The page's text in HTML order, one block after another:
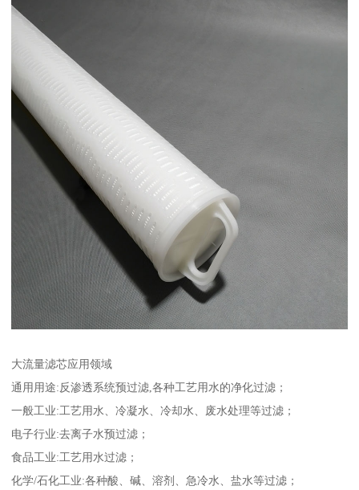
大流量滤芯应用领域
通用用途:反渗透系统预过滤,各种工艺用水的净化过滤；
一般工业:工艺用水、冷凝水、冷却水、废水处理等过滤；
电子行业:去离子水预过滤；
食品工业:工艺用水过滤；
化学/石化工业:各种酸、碱、溶剂、急冷水、盐水等过滤；